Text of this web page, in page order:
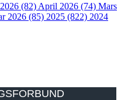
(82) April 2026 (74) Mars
2026 (85) 2025 (822) 2024